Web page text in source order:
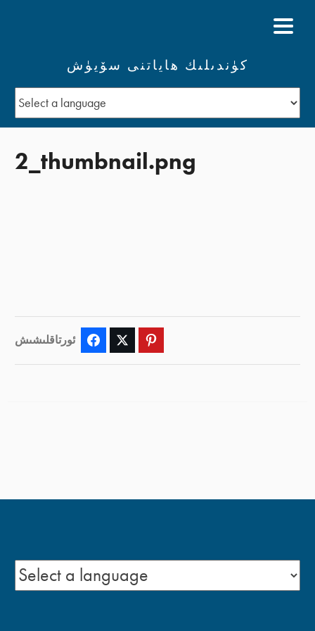
كۈندىلىك ھاياتنى سۆيۈش
2_thumbnail.png
ئورتاقلىشىش Facebook Twitter